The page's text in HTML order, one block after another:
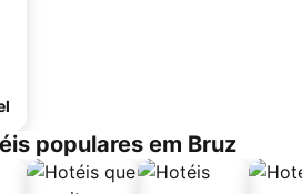
populares em Bruz